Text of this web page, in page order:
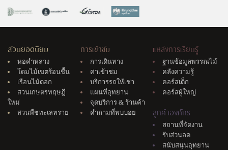
สวนยอดนิยม
หอคำหลวง
โดมไม้เขตร้อนชื้น
เรือนไม้ดอก
สวนเกษตรทฤษฎี
ใหม่
สวนพืชทะเลทราย
การเข้าชม
การเดินทาง
ค่าเข้าชม
บริการรถให้เช่า
แผนที่อุทยาน
จุดบริการ & ร้านค้า
คำถามที่พบบ่อย
แหล่งการเรียนรู้
ฐานข้อมูลพรรณไม้
คลังความรู้
คอร์สเด็ก
คอร์สผู้ใหญ่
ลูกค้าองค์กร
สถานที่จัดงาน
รับส่วนลด
สนับสนุนอุทยาน